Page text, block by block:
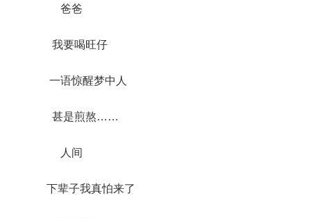
爸爸
我要喝旺仔
一语惊醒梦中人
甚是煎熬……
人间
下辈子我真怕来了